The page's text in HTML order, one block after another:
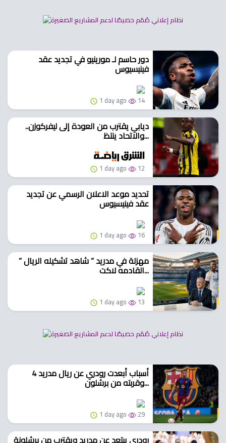
دور حاسم لـ مورينيو في تجديد عقد
فينيسيوس
1 day ago 14
ديابي يقترب من العودة إلى ليفركوزن..
والاتحاد ينتظ...
1 day ago 12
تحديد موعد الاعلان الرسمي عن تجديد
عقد فينيسيوس
1 day ago 16
” مهزلة في مدريد ” شاهد تشكيله الريال
القادمه لاكت...
1 day ago 13
4 أسباب أبعدت رودري عن ريال مدريد
وقربته من برشلون...
1 day ago 29